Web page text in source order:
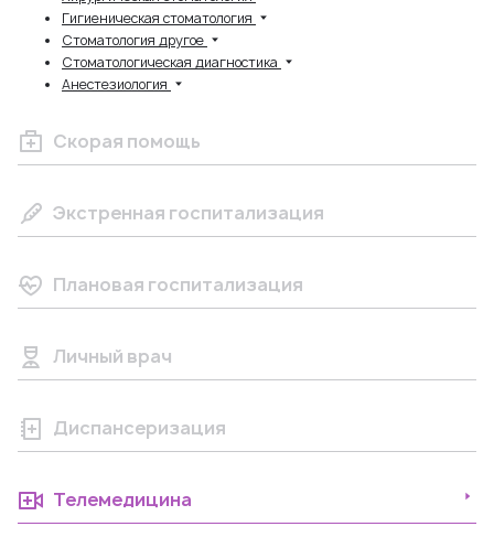
Гигиеническая стоматология
Стоматология другое
Стоматологическая диагностика
Анестезиология
Скорая помощь
Экстренная госпитализация
Плановая госпитализация
Личный врач
Диспансеризация
Телемедицина